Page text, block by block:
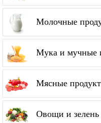
Молочные
Мука и мучные
Мясные
Овощи и зелень